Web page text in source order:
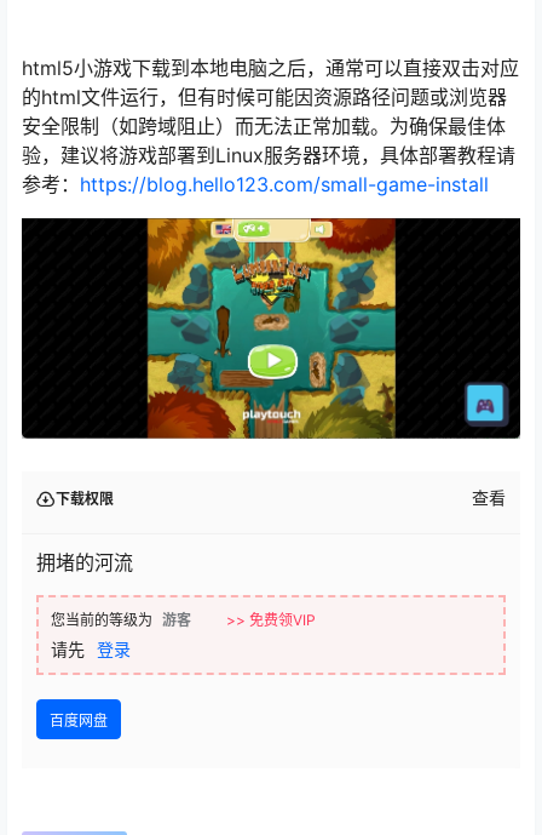
html5小游戏下载到本地电脑之后，通常可以直接双击对应
的html文件运行，但有时候可能因资源路径问题或浏览器
安全限制（如跨域阻止）而无法正常加载。为确保最佳体
验，建议将游戏部署到Linux服务器环境，具体部署教程请
参考： https://blog.hello123.com/small-game-install
下载权限 查看
拥堵的河流
您当前的等级为 游客 >> 免费领VIP
请先 登录
百度网盘